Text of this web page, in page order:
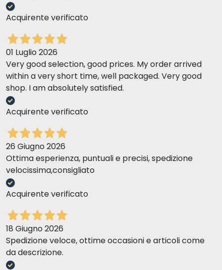
Acquirente verificato
01 Luglio 2026
Very good selection, good prices. My order arrived
within a very short time, well packaged. Very good
shop. I am absolutely satisfied.
Acquirente verificato
26 Giugno 2026
Ottima esperienza, puntuali e precisi, spedizione
velocissima,consigliato
Acquirente verificato
18 Giugno 2026
Spedizione veloce, ottime occasioni e articoli come
da descrizione.